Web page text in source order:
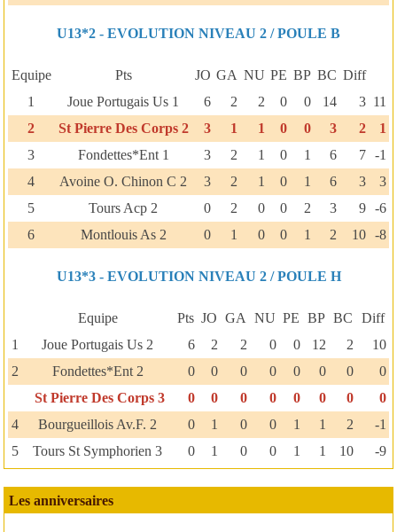
U13*2 - EVOLUTION NIVEAU 2 / POULE B
Equipe Pts JO GA NU PE BP BC Diff
1
Joue Portugais Us 1 6 2 2 0 0 14 3 11
2
St Pierre Des Corps 2 3 1 1 0 0 3 2
1
3
Fondettes*Ent 1 3 2 1 0 1 6 7 -1
4
Avoine O. Chinon C 2 3 2 1 0 1 6 3
3
5
Tours Acp 2 0 2 0 0 2 3 9 -6
6
Montlouis As 2 0 1 0 0 1 2 10 -8
U13*3 - EVOLUTION NIVEAU 2 / POULE H
Equipe Pts JO GA NU PE BP BC
Diff
1
Joue Portugais Us 2 6 2 2 0 0 12 2
10
2
Fondettes*Ent 2 0 0 0 0 0 0 0
0
St Pierre Des Corps 3
0 0 0 0 0 0 0
0
4
Bourgueillois Av.F. 2 0 1 0 0 1 1 2
-1
5
Tours St Symphorien 3 0 1 0 0 1 1 10 -9
Les anniversaires